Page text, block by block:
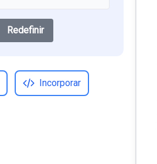
Redefinir
Incorporar